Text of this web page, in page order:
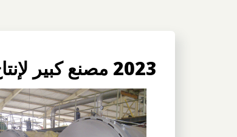
2023 مصنع كبير لإنتاج زيت عباد الشمس في إسرائيل